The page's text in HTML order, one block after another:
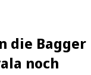
die Bagger
noch